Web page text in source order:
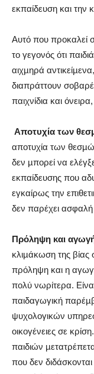
εκπαίδευση και την
Αυτό που προκαλεί
το γεγονός ότι
αιχµηρά
διαπράττουν
παιχνίδια και
Αποτυχία των
αποτυχία των
δεν µπορεί να
εκπαίδευσης που
εγκαίρως την
δεν παρέχει ασφαλή
Πρόληψη και
κλιµάκωση της βίας
πρόληψη και η
πολύ νωρίτερα.
παιδαγωγική
ψυχολογικών
οικογένειες σε
παιδιών
που δεν